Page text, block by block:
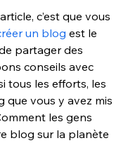
c’est que vous
un blog est le
partager des
conseils avec
tous les efforts, les
que vous y avez mis
les gens
blog sur la planète